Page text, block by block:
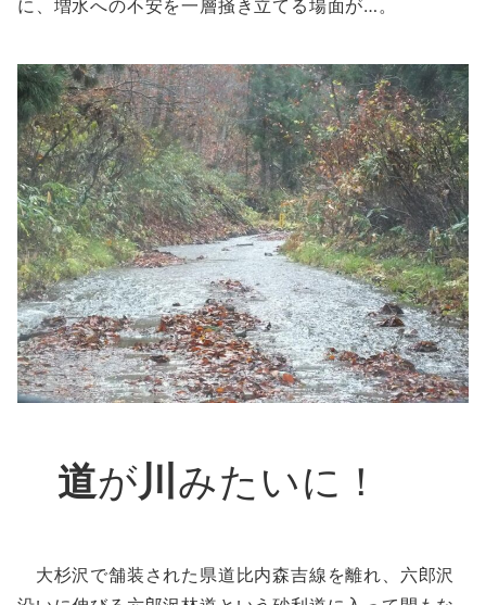
に、増水への不安を一層掻き立てる場面が…。
道が川 みたいに！
大杉沢で舗装された県道比内森吉線を離れ、六郎沢